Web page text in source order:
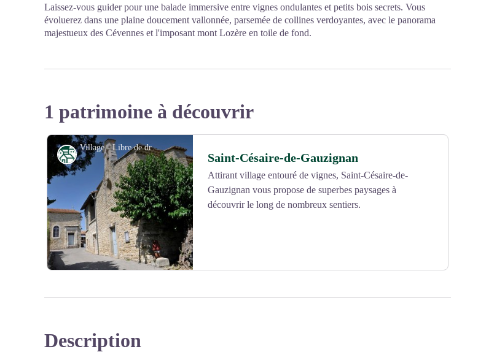
Laissez-vous guider pour une balade immersive entre vignes ondulantes et petits bois secrets. Vous
évoluerez dans une plaine doucement vallonnée, parsemée de collines verdoyantes, avec le panorama
majestueux des Cévennes et l'imposant mont Lozère en toile de fond.
1 patrimoine à découvrir
Village - Libre de droit
Voir l'image en plein écran
Patrimoine Saint-Césaire-de-Gauzignan
Attirant village entouré de vignes, Saint-Césaire-de-
Gauzignan vous propose de superbes paysages à
découvrir le long de nombreux sentiers.
Description